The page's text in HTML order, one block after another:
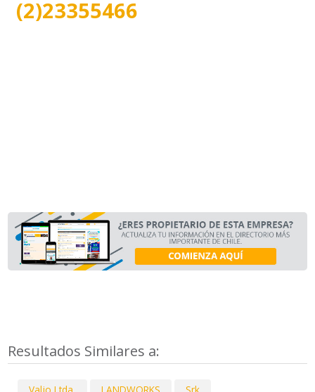
(2)23355466
Resultados Similares a: